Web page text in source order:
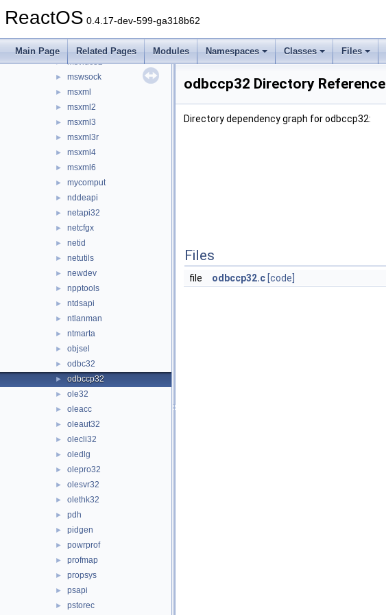
ReactOS 0.4.17-dev-599-ga318b62
Main Page Related Pages Modules Namespaces Classes Files
► msvcrt20
msvfw32
► msvidc32
► mswsock
► msxml
► msxml2
► msxml3
► msxml3r
► msxml4
► msxml6
► mycomput
► nddeapi
► netapi32
► netcfgx
► netid
► netutils
► newdev
► npptools
► ntdsapi
► ntlanman
► ntmarta
► objsel
► odbc32
► odbccp32
► ole32
► oleacc
► oleaut32
► olecli32
► oledlg
► olepro32
► olesvr32
► olethk32
► pdh
► pidgen
► powrprof
► profmap
► propsys
► psapi
► pstorec
odbccp32 Directory Reference
Directory dependency graph for odbccp32:
Files
file odbccp32.c [code]